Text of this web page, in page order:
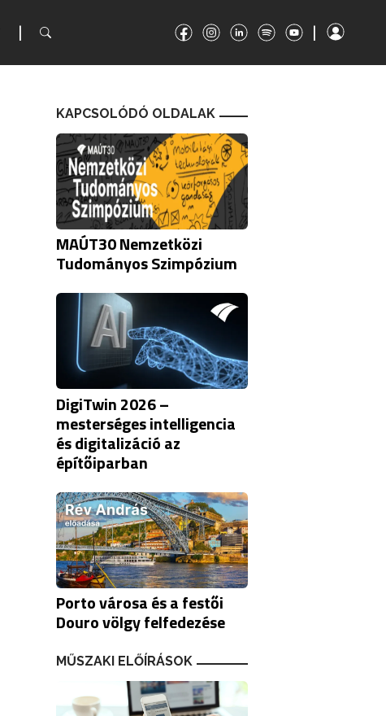
| |
KAPCSOLÓDÓ OLDALAK
MAÚT30 Nemzetközi
Tudományos Szimpózium
DigiTwin 2026 –
mesterséges intelligencia
és digitalizáció az
építőiparban
Porto városa és a festői
Douro völgy felfedezése
MŰSZAKI ELŐÍRÁSOK